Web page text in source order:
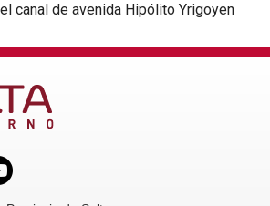
canal de avenida Hipólito Yrigoyen